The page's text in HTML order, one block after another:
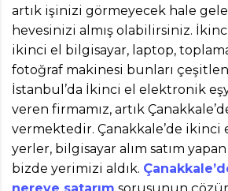
artık işinizi görmeyecek hale
hevesinizi almış olabilirsiniz.
ikinci el bilgisayar, laptop,
fotoğraf makinesi bunları
İstanbul’da İkinci el elektronik
veren firmamız, artık
vermektedir. Çanakkale’de ikinci
yerler, bilgisayar alım satım
bizde yerimizi aldık.